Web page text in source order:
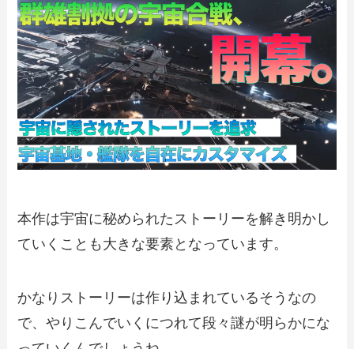
本作は宇宙に秘められたストーリーを解き明かし
ていくことも大きな要素となっています。
かなりストーリーは作り込まれているそうなの
で、やりこんでいくにつれて段々謎が明らかにな